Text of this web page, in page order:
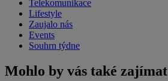
Telekomunikace
Lifestyle
Zaujalo nás
Events
Souhrn týdne
Mohlo by vás také zajímat